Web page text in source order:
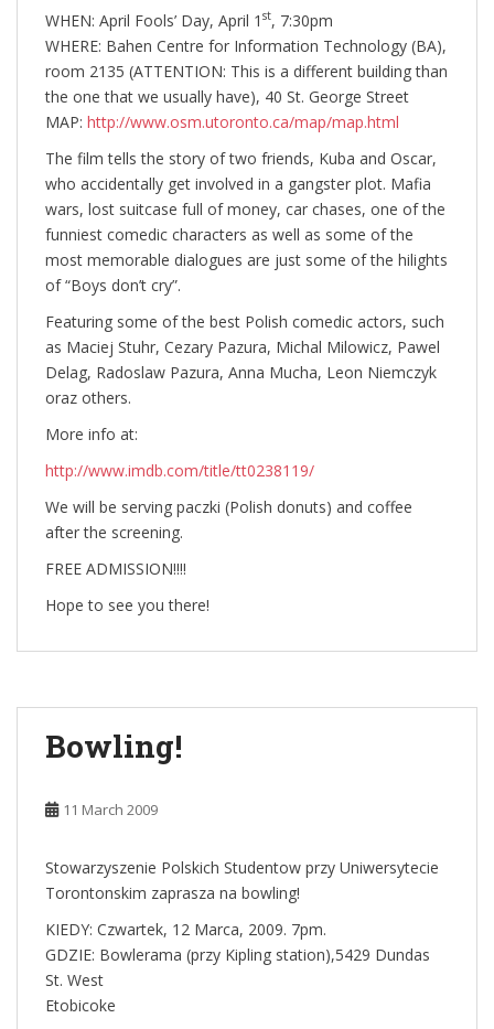
WHEN: April Fools’ Day, April 1 st, 7:30pm
WHERE: Bahen Centre for Information Technology (BA),
room 2135 (ATTENTION: This is a different building than
the one that we usually have), 40 St. George Street
MAP: http://www.osm.utoronto.ca/map/map.html
The film tells the story of two friends, Kuba and Oscar,
who accidentally get involved in a gangster plot. Mafia
wars, lost suitcase full of money, car chases, one of the
funniest comedic characters as well as some of the
most memorable dialogues are just some of the hilights
of “Boys don’t cry”.
Featuring some of the best Polish comedic actors, such
as Maciej Stuhr, Cezary Pazura, Michal Milowicz, Pawel
Delag, Radoslaw Pazura, Anna Mucha, Leon Niemczyk
oraz others.
More info at:
http://www.imdb.com/title/tt0238119/
We will be serving paczki (Polish donuts) and coffee
after the screening.
FREE ADMISSION!!!!
Hope to see you there!
Bowling!
11 March 2009
Stowarzyszenie Polskich Studentow przy Uniwersytecie
Torontonskim zaprasza na bowling!
KIEDY: Czwartek, 12 Marca, 2009. 7pm.
GDZIE: Bowlerama (przy Kipling station),5429 Dundas
St. West
Etobicoke